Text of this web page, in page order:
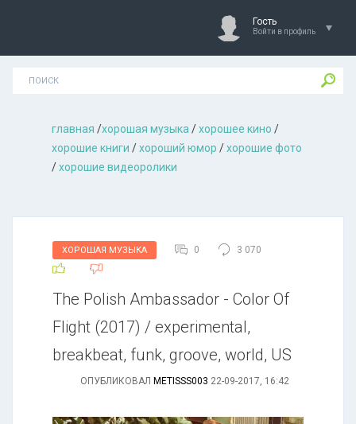
Гость
Войти в профиль
главная /хорошая музыкa /хорошее кино /
хорошие книги /хороший юмор /хорошие фото
/хорошие видеоролики
ХОРОШАЯ МУЗЫКА 0 3 070
The Polish Ambassador - Color Of
Flight (2017) / experimental,
breakbeat, funk, groove, world, US
ОПУБЛИКОВАЛ METISSS003 22-09-2017, 16:42